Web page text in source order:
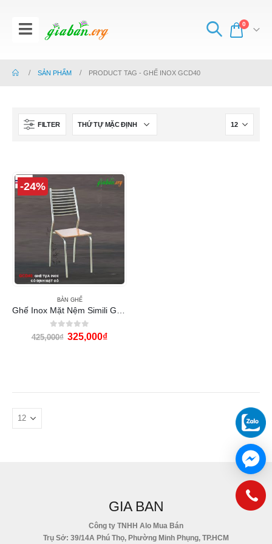
0
SẢN PHẨM PRODUCT TAG - GHẾ INOX GCD40
FILTER
-24%
BÀN GHẾ
0out of 5
425,000₫ 325,000₫
GIA BAN
Công ty TNHH Alo Mua Bán
Trụ Sở: 39/14A Phú Thọ, Phường Minh Phụng, TP.HCM